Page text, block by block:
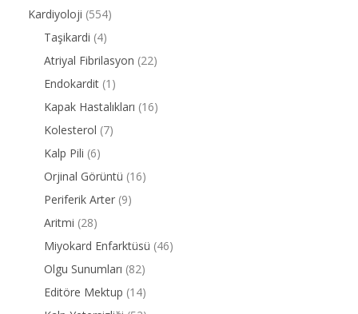
Kardiyoloji (554)
Taşikardi (4)
Atriyal Fibrilasyon (22)
Endokardit (1)
Kapak Hastalıkları (16)
Kolesterol (7)
Kalp Pili (6)
Orjinal Görüntü (16)
Periferik Arter (9)
Aritmi (28)
Miyokard Enfarktüsü (46)
Olgu Sunumları (82)
Editöre Mektup (14)